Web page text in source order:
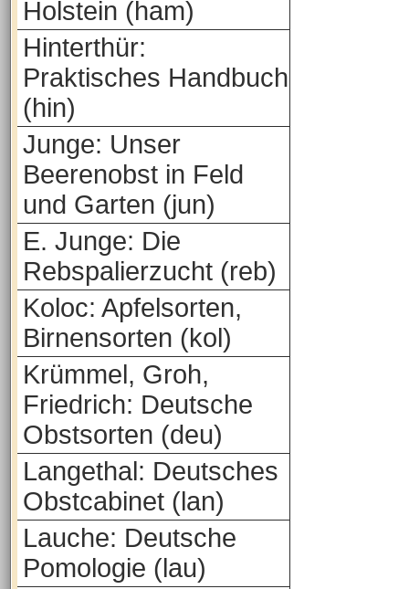
Holstein (ham)
Hinterthür:
Praktisches Handbuch
(hin)
Junge: Unser
Beerenobst in Feld
und Garten (jun)
E. Junge: Die
Rebspalierzucht (reb)
Koloc: Apfelsorten,
Birnensorten (kol)
Krümmel, Groh,
Friedrich: Deutsche
Obstsorten (deu)
Langethal: Deutsches
Obstcabinet (lan)
Lauche: Deutsche
Pomologie (lau)